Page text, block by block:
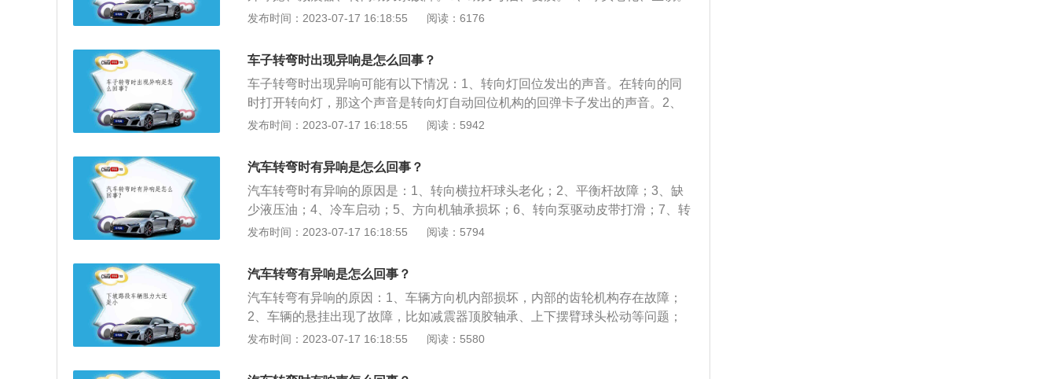
5、摆臂球头锈蚀。6、转向拉杆球头松动：会引起方向盘抖动、底盘松散、轮胎
料：发动机的动力传递主要由内球笼和外球笼的配合来实现，内球笼连接变速箱
差速器部位，外球笼连接车轮部位，每个球笼的外层都有防尘套保护，防尘套的
目的在于防止进入杂质磨坏球笼，预防球笼润滑油脂泄漏，当外面的保护套老
化、破损就会导致球笼故障，进一步引起转向时的异响。
发布时间：2023-07-17 16:18:55 阅读：6176
车子转弯时出现异响是怎么回事？
车子转弯时出现异响可能有以下情况：1、转向灯回位发出的声音。在转向的同
时打开转向灯，那这个声音是转向灯自动回位机构的回弹卡子发出的声音。2、
塑料件之间摩擦。方向盘通常都是塑料件组成，如果加上气温变冷，塑料会变
传出，那么问题是因为方向盘里的气囊游丝造成。4、转向横拉杆球头老化。转
向横拉杆球头老化，就会造成汽车方向盘抖动和声响的情况，这种情况通常都是
更换转向横拉杆球头，并且在更换后进行四轮定位。5、转向机故障。如果转向
时异响非常大，那么是转向机配合齿轮间隙过大造成的，需要更换转向机。6、
减震器平面轴承发出异响。只要打开车头盖听一下声音是不是从减震器顶座的位
响，可以在平面轴承上涂些黄油，如果涂后还是响，就只能更换。7、平衡杆发
出的异响。如果不是减震器传出的声音，那么要检查一下平衡杆胶有没有出现松
动或损坏的现像，平衡杆胶松动、损坏不但会在打方向时响，在过不平路面时也
换。
发布时间：2023-07-17 16:18:55 阅读：5942
汽车转弯时有异响是怎么回事？
汽车转弯时有异响的原因是：1、转向横拉杆球头老化；2、平衡杆故障；3、缺
少液压油；4、冷车启动；5、方向机轴承损坏；6、转向泵驱动皮带打滑；7、转
向泵卸荷空转；8、刹车片与刹车盘间隙小；9、汽车转动系统故障。汽车转弯时
油；4、更换方向机轴承；5、调整转向泵驱动皮带；6、调整刹车片与刹车盘的
间隙。
发布时间：2023-07-17 16:18:55 阅读：5794
汽车转弯有异响是怎么回事？
汽车转弯有异响的原因：1、车辆方向机内部损坏，内部的齿轮机构存在故障；
2、车辆的悬挂出现了故障，比如减震器顶胶轴承、上下摆臂球头松动等问题；
3、平衡杆或平衡杆球头松动也有可能产生异响；4、如果是机械液压助力，可能
件损坏；6、方向机固定胶套松动或其他地方松动，比如方向机内球头或外球头
发布时间：2023-07-17 16:18:55 阅读：5580